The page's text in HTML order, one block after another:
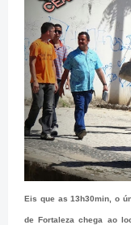
Eis que as 13h30min, o
de Fortaleza chega ao